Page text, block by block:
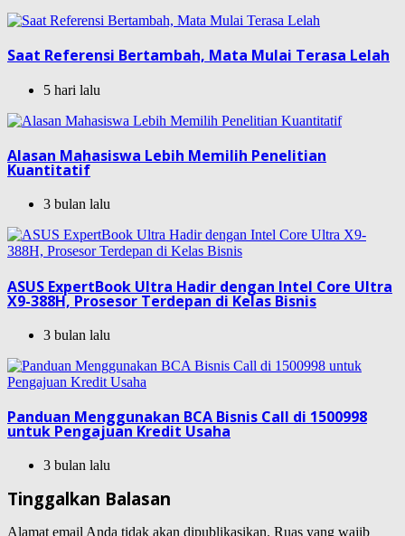
Saat Referensi Bertambah, Mata Mulai Terasa Lelah
5 hari lalu
Alasan Mahasiswa Lebih Memilih Penelitian
Kuantitatif
3 bulan lalu
ASUS ExpertBook Ultra Hadir dengan Intel Core Ultra
X9-388H, Prosesor Terdepan di Kelas Bisnis
3 bulan lalu
Panduan Menggunakan BCA Bisnis Call di 1500998
untuk Pengajuan Kredit Usaha
3 bulan lalu
Tinggalkan Balasan
Alamat email Anda tidak akan dipublikasikan. Ruas yang wajib